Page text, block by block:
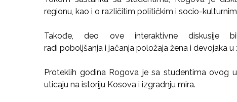
regionu, kao i o različitim političkim i socio-
Takođe, deo ove interaktivne diskusije
radi poboljšanja i jačanja položaja žena i devojaka u
Proteklih godina Rogova je sa studentima ovog
uticaju na istoriju Kosova i izgradnju mira.